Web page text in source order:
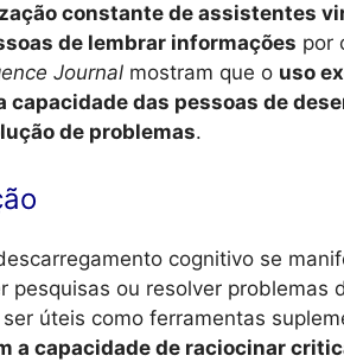
constante de assistentes
de lembrar informações por
Journal mostram que o uso
capacidade das pessoas de
de problemas.
cognitivo se
pesquisas ou resolver problemas
úteis como ferramentas
a capacidade de raciocinar